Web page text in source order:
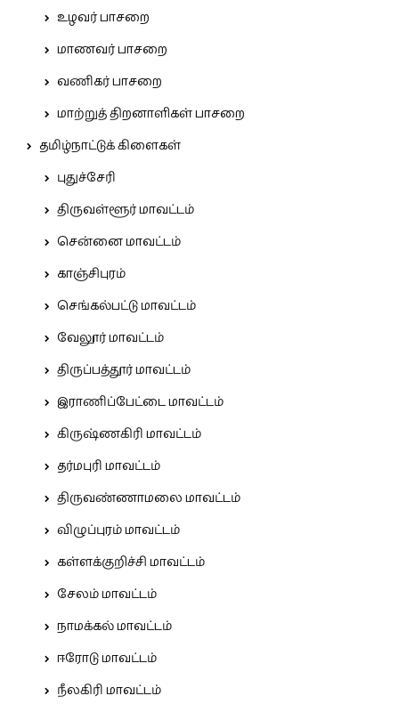
உழவர் பாசறை
மாணவர் பாசறை
வணிகர் பாசறை
மாற்றுத் திறனாளிகள் பாசறை
தமிழ்நாட்டுக் கிளைகள்
புதுச்சேரி
திருவள்ளூர் மாவட்டம்
சென்னை மாவட்டம்
காஞ்சிபுரம்
செங்கல்பட்டு மாவட்டம்
வேலூர் மாவட்டம்
திருப்பத்தூர் மாவட்டம்
இராணிப்பேட்டை மாவட்டம்
கிருஷ்ணகிரி மாவட்டம்
தர்மபுரி மாவட்டம்
திருவண்ணாமலை மாவட்டம்
விழுப்புரம் மாவட்டம்
கள்ளக்குறிச்சி மாவட்டம்
சேலம் மாவட்டம்
நாமக்கல் மாவட்டம்
ஈரோடு மாவட்டம்
நீலகிரி மாவட்டம்